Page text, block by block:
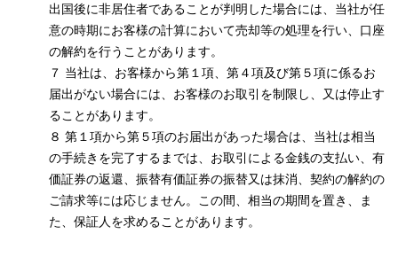
出国後に非居住者であることが判明した場合には、当社が任
意の時期にお客様の計算において売却等の処理を行い、口座
の解約を行うことがあります。
７ 当社は、お客様から第１項、第４項及び第５項に係るお
届出がない場合には、お客様のお取引を制限し、又は停止す
ることがあります。
８ 第１項から第５項のお届出があった場合は、当社は相当
の手続きを完了するまでは、お取引による金銭の支払い、有
価証券の返還、振替有価証券の振替又は抹消、契約の解約の
ご請求等には応じません。この間、相当の期間を置き、ま
た、保証人を求めることがあります。